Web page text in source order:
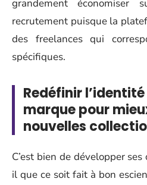
grandement
recrutement puisque la
des freelances qui
spécifiques.
Redéfinir
marque pour
nouvelles
C’est bien de développer
il que ce soit fait à bon